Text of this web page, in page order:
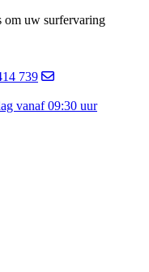
om uw surfervaring
739
vanaf 09:30 uur